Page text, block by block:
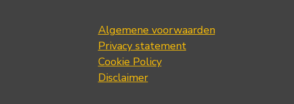
Algemene voorwaarden
Privacy statement
Cookie Policy
Disclaimer